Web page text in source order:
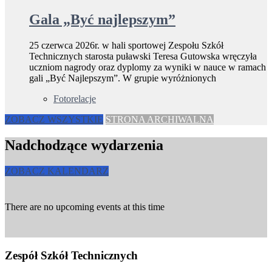
Gala „Być najlepszym”
25 czerwca 2026r. w hali sportowej Zespołu Szkół
Technicznych starosta puławski Teresa Gutowska wręczyła
uczniom nagrody oraz dyplomy za wyniki w nauce w ramach
gali „Być Najlepszym”. W grupie wyróżnionych
Fotorelacje
ZOBACZ WSZYSTKIE STRONA ARCHIWALNA
Nadchodzące wydarzenia
ZOBACZ KALENDARZ
There are no upcoming events at this time
Zespół Szkół Technicznych